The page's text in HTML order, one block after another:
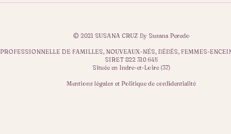
© 2021 SUSANA CRUZ By Susana Peredo
DE FAMILLES, NOUVEAUX-NÉS, BÉBÉS, FEMMES-
SIRET 822 310 645
Située en Indre-et-Loire (37)
Mentions légales et Politique de confidentialité